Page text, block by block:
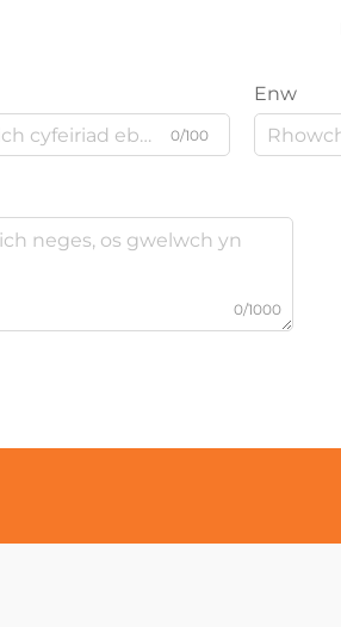
0/100
Enw
0/1000